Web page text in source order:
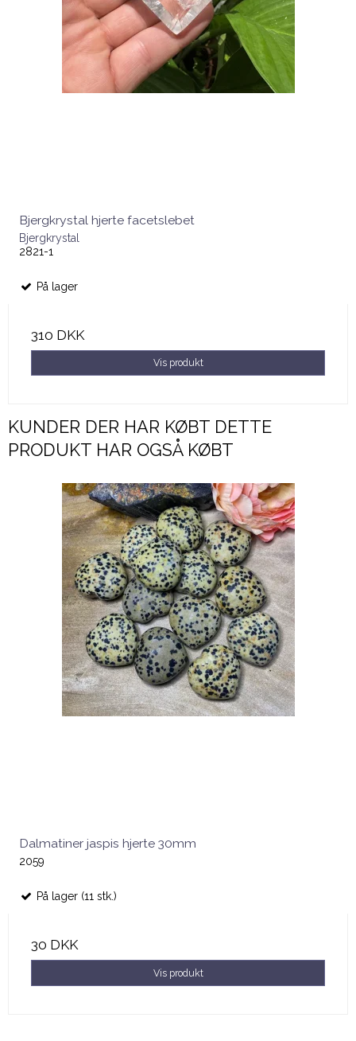
Bjergkrystal hjerte facetslebet
Bjergkrystal
2821-1
På lager
310 DKK
Vis produkt
KUNDER DER HAR KØBT DETTE
PRODUKT HAR OGSÅ KØBT
Dalmatiner jaspis hjerte 30mm
2059
På lager (11 stk.)
30 DKK
Vis produkt